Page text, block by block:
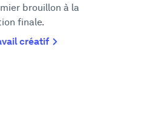
brouillon à la
finale.
créatif